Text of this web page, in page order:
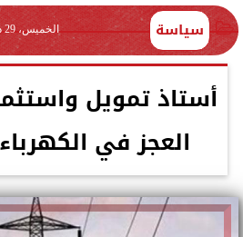
سياسة الخميس، 29 ديسمبر 2022
أستاذ تمويل
العجز في